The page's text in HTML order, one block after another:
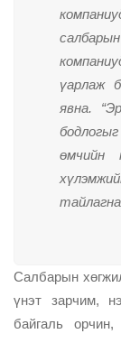
үарлаж
явна.
өмчийн
Салбарын
үнэт зарчим,
байгаль